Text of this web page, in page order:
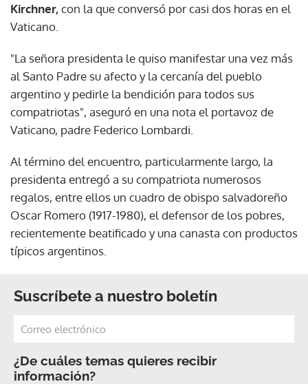
Kirchner,con la que conversó por casi dos horas en el
Vaticano.
"La señora presidenta le quiso manifestar una vez más
al Santo Padre su afecto y la cercanía del pueblo
argentino y pedirle la bendición para todos sus
compatriotas", aseguró en una nota el portavoz de
Vaticano, padre Federico Lombardi.
Al término del encuentro, particularmente largo, la
presidenta entregó a su compatriota numerosos
regalos, entre ellos un cuadro de obispo salvadoreño
Oscar Romero (1917-1980), el defensor de los pobres,
recientemente beatificado y una canasta con productos
típicos argentinos.
Suscríbete a nuestro boletín
¿De cuáles temas quieres recibir
información?